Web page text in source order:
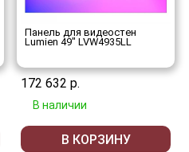
Панель для видеостен
Lumien 49" LVW4935LL
172 632 р.
В наличии
В КОРЗИНУ